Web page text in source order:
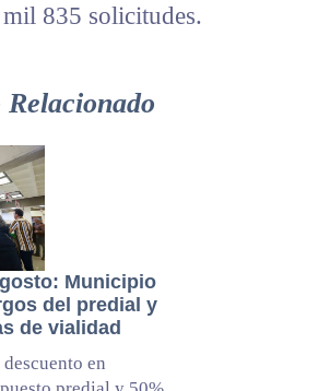
835 solicitudes.
Relacionado
Municipio
del predial y
de vialidad
en